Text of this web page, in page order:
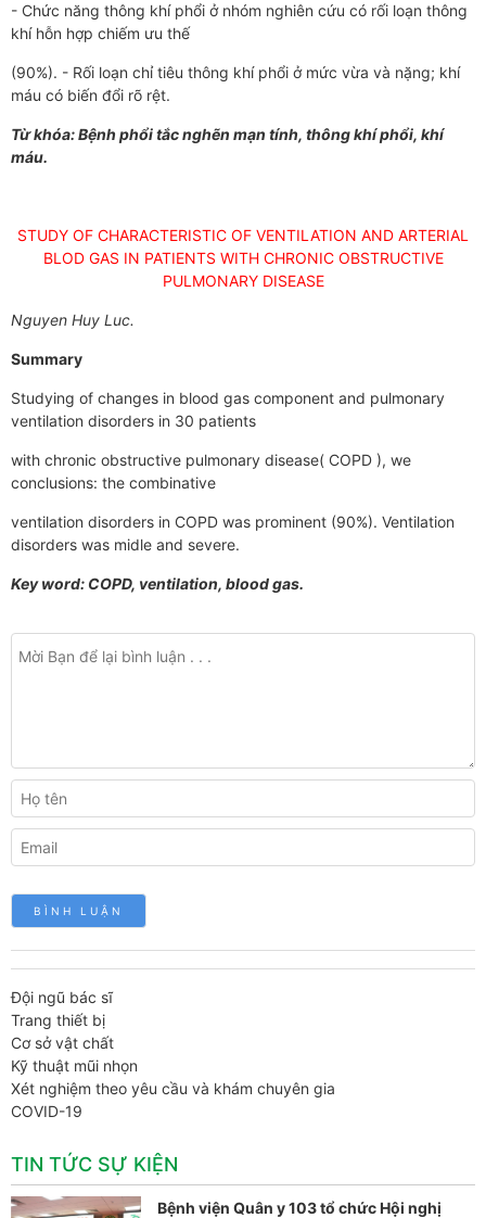
- Chức năng thông khí phổi ở nhóm nghiên cứu có rối loạn thông
khí hỗn hợp chiếm ưu thế
(90%). - Rối loạn chỉ tiêu thông khí phổi ở mức vừa và nặng; khí
máu có biến đổi rõ rệt.
Từ khóa: Bệnh phổi tắc nghẽn mạn tính, thông khí phổi, khí
máu.
STUDY OF CHARACTERISTIC OF VENTILATION AND ARTERIAL
BLOD GAS IN PATIENTS WITH CHRONIC OBSTRUCTIVE
PULMONARY DISEASE
Nguyen Huy Luc.
Summary
Studying of changes in blood gas component and pulmonary
ventilation disorders in 30 patients
with chronic obstructive pulmonary disease( COPD ), we
conclusions: the combinative
ventilation disorders in COPD was prominent (90%). Ventilation
disorders was midle and severe.
Key word: COPD, ventilation, blood gas.
Đội ngũ bác sĩ
Trang thiết bị
Cơ sở vật chất
Kỹ thuật mũi nhọn
Xét nghiệm theo yêu cầu và khám chuyên gia
COVID-19
TIN TỨC SỰ KIỆN
Bệnh viện Quân y 103 tổ chức Hội nghị